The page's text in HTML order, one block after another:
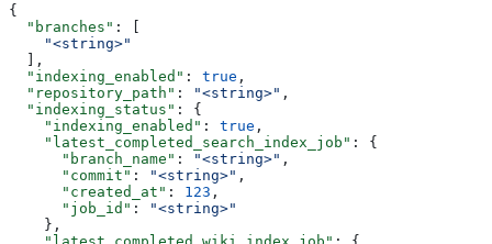
{
  "branches"
: [
    "<string>"
  ],
  "indexing_enabled"
: true ,
  "repository_path"
: "<string>" ,
  "indexing_status"
: {
    "indexing_enabled"
: true ,
    "latest_completed_search_index_job"
: {
      "branch_name"
: "<string>" ,
      "commit"
: "<string>" ,
      "created_at"
: 123 ,
      "job_id"
:
"<string>"
    },